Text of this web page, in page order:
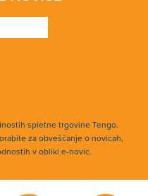
spletne trgovine Tengo.
za obveščanje o novicah,
v obliki e-novic.